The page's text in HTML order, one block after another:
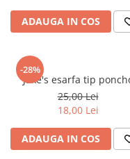
ADAUGA IN COS
-28%
Jake's esarfa tip
25,00 Lei
18,00 Lei
ADAUGA IN COS